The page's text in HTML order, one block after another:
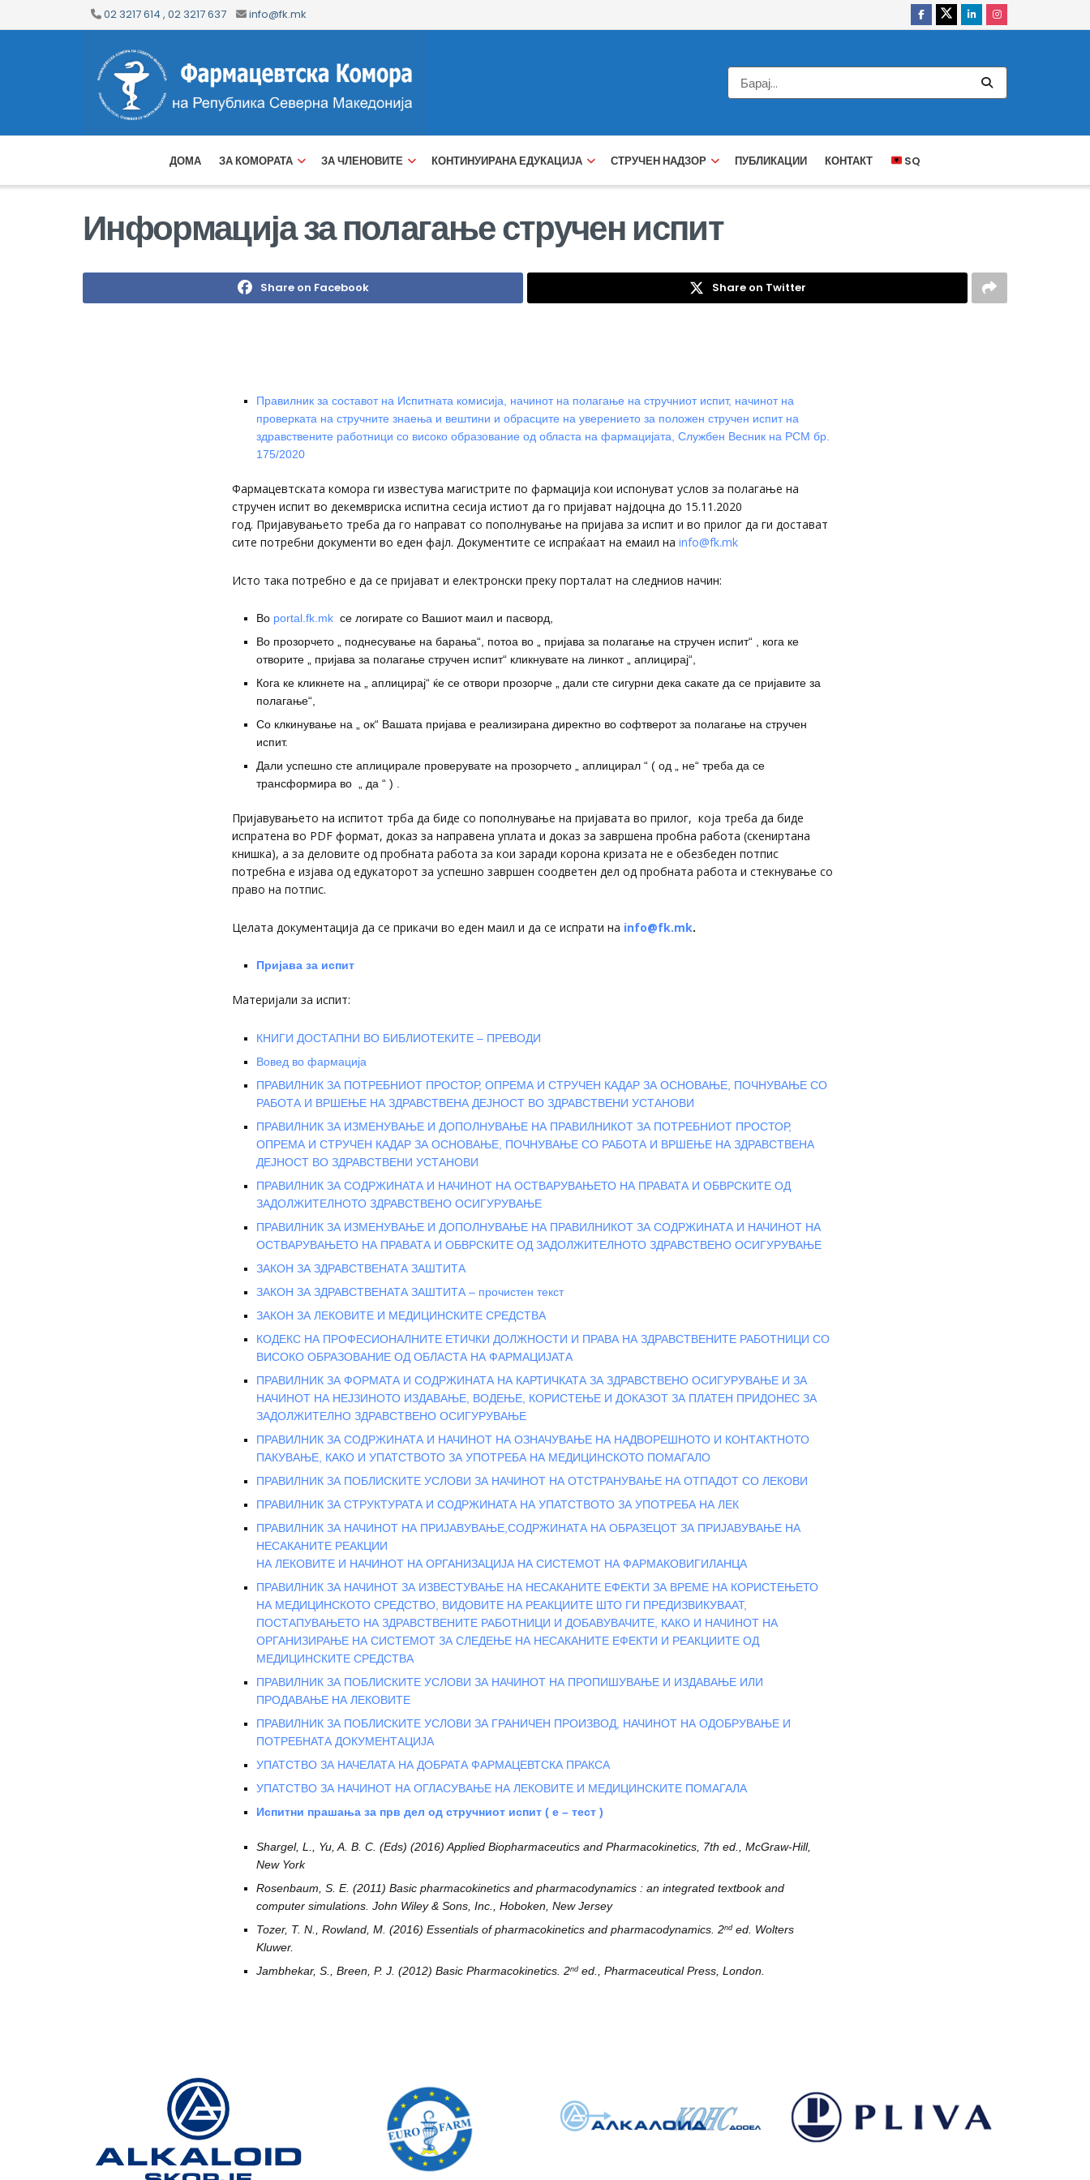
02 3217 614 , 02 3217 637 info@fk.mk
ДОМА ЗА КОМОРАТА ЗА ЧЛЕНОВИТЕ КОНТИНУИРАНА ЕДУКАЦИЈА СТРУЧЕН НАДЗОР ПУБЛИКАЦИИ КОНТАКТ SQ
Информација за полагање стручен испит
Share on Facebook Share on Twitter
Правилник за составот на Испитната комисија, начинот на полагање на стручниот испит, начинот на
проверката на стручните знаења и вештини и обрасците на уверението за положен стручен испит на
здравствените работници со високо образование од областа на фармацијата, Службен Весник на РСМ бр.
175/2020
Фармацевтската комора ги известува магистрите по фармација кои испонуват услов за полагање на
стручен испит во декемвриска испитна сесија истиот да го пријават најдоцна до 15.11.2020
год. Пријавувањето треба да го направат со пополнување на пријава за испит и во прилог да ги достават
сите потребни документи во еден фајл. Документите се испраќаат на емаил на info@fk.mk
Исто така потребно е да се пријават и електронски преку порталат на следниов начин:
Во portal.fk.mk се логирате со Вашиот маил и пасворд,
Во прозорчето „ поднесување на барања“, потоа во „ пријава за полагање на стручен испит“ , кога ке
отворите „ пријава за полагање стручен испит“ кликнувате на линкот „ аплицирај“,
Кога ке кликнете на „ аплицирај“ ќе се отвори прозорче „ дали сте сигурни дека сакате да се пријавите за
полагање“,
Со клкинување на „ ок“ Вашата пријава е реализирана директно во софтверот за полагање на стручен
испит.
Дали успешно сте аплицирале проверувате на прозорчето „ аплицирал “ ( од „ не“ треба да се
трансформира во „ да “ ) .
Пријавувањето на испитот трба да биде со пополнување на пријавата во прилог, која треба да биде
испратена во PDF формат, доказ за направена уплата и доказ за завршена пробна работа (скениртана
книшка), а за деловите од пробната работа за кои заради корона кризата не е обезбеден потпис
потребна е изјава од едукаторот за успешно завршен соодветен дел од пробната работа и стекнување со
право на потпис.
Целата документација да се прикачи во еден маил и да се испрати на info@fk.mk.
Пријава за испит
Материјали за испит:
КНИГИ ДОСТАПНИ ВО БИБЛИОТЕКИТЕ – ПРЕВОДИ
Вовед во фармација
ПРАВИЛНИК ЗА ПОТРЕБНИОТ ПРОСТОР, ОПРЕМА И СТРУЧЕН КАДАР ЗА ОСНОВАЊЕ, ПОЧНУВАЊЕ СО
РАБОТА И ВРШЕЊЕ НА ЗДРАВСТВЕНА ДЕЈНОСТ ВО ЗДРАВСТВЕНИ УСТАНОВИ
ПРАВИЛНИК ЗА ИЗМЕНУВАЊЕ И ДОПOЛНУВАЊЕ НА ПРАВИЛНИКОТ ЗА ПОТРЕБНИОТ ПРОСТОР,
ОПРЕМА И СТРУЧЕН КАДАР ЗА ОСНОВАЊЕ, ПОЧНУВАЊЕ СО РАБОТА И ВРШЕЊЕ НА ЗДРАВСТВЕНА
ДЕЈНОСТ ВО ЗДРАВСТВЕНИ УСТАНОВИ
ПРАВИЛНИК ЗА СОДРЖИНАТА И НАЧИНОТ НА ОСТВАРУВАЊЕТО НА ПРАВАТА И ОБВРСКИТЕ ОД
ЗАДОЛЖИТЕЛНОТО ЗДРАВСТВЕНО ОСИГУРУВАЊЕ
ПРАВИЛНИК ЗА ИЗМЕНУВАЊЕ И ДОПОЛНУВАЊЕ НА ПРАВИЛНИКОТ ЗА СОДРЖИНАТА И НАЧИНОТ НА
ОСТВАРУВАЊЕТО НА ПРАВАТА И ОБВРСКИТЕ ОД ЗАДОЛЖИТЕЛНОТО ЗДРАВСТВЕНО ОСИГУРУВАЊЕ
ЗАКОН ЗА ЗДРАВСТВЕНАТА ЗАШТИТА
ЗАКОН ЗА ЗДРАВСТВЕНАТА ЗАШТИТА – прочистен текст
ЗАКОН ЗА ЛЕКОВИТЕ И МЕДИЦИНСКИТЕ СРЕДСТВА
КОДЕКС НА ПРОФЕСИОНАЛНИТЕ ЕТИЧКИ ДОЛЖНОСТИ И ПРАВА НА ЗДРАВСТВЕНИТЕ РАБОТНИЦИ СО
ВИСОКО ОБРАЗОВАНИЕ ОД ОБЛАСТА НА ФАРМАЦИЈАТА
ПРАВИЛНИК ЗА ФОРМАТА И СОДРЖИНАТА НА КАРТИЧКАТА ЗА ЗДРАВСТВЕНО ОСИГУРУВАЊЕ И ЗА
НАЧИНОТ НА НЕЈЗИНОТО ИЗДАВАЊЕ, ВОДЕЊЕ, КОРИСТЕЊЕ И ДОКАЗОТ ЗА ПЛАТЕН ПРИДОНЕС ЗА
ЗАДОЛЖИТЕЛНО ЗДРАВСТВЕНО ОСИГУРУВАЊЕ
ПРАВИЛНИК ЗА СОДРЖИНАТА И НАЧИНОТ НА ОЗНАЧУВАЊЕ НА НАДВОРЕШНОТО И КОНТАКТНОТО
ПАКУВАЊЕ, КАКО И УПАТСТВОТО ЗА УПОТРЕБА НА МЕДИЦИНСКОТО ПОМАГАЛО
ПРАВИЛНИК ЗА ПОБЛИСКИТЕ УСЛОВИ ЗА НАЧИНОТ НА ОТСТРАНУВАЊЕ НА ОТПАДОТ СО ЛЕКОВИ
ПРАВИЛНИК ЗА СТРУКТУРАТА И СОДРЖИНАТА НА УПАТСТВОТО ЗА УПОТРЕБА НА ЛЕК
ПРАВИЛНИК ЗА НАЧИНОТ НА ПРИЈАВУВАЊЕ,СОДРЖИНАТА НА ОБРАЗЕЦОТ ЗА ПРИЈАВУВАЊЕ НА
НЕСАКАНИТЕ РЕАКЦИИ
НА ЛЕКОВИТЕ И НАЧИНОТ НА ОРГАНИЗАЦИЈА НА СИСТЕМОТ НА ФАРМАКОВИГИЛАНЦА
ПРАВИЛНИК ЗА НАЧИНОТ ЗА ИЗВЕСТУВАЊЕ НА НЕСАКАНИТЕ ЕФЕКТИ ЗА ВРЕМЕ НА КОРИСТЕЊЕТО
НА МЕДИЦИНСКОТО СРЕДСТВО, ВИДОВИТЕ НА РЕАКЦИИТЕ ШТО ГИ ПРЕДИЗВИКУВААТ,
ПОСТАПУВАЊЕТО НА ЗДРАВСТВЕНИТЕ РАБОТНИЦИ И ДОБАВУВАЧИТЕ, КАКО И НАЧИНОТ НА
ОРГАНИЗИРАЊЕ НА СИСТЕМОТ ЗА СЛЕДЕЊЕ НА НЕСАКАНИТЕ ЕФЕКТИ И РЕАКЦИИТЕ ОД
МЕДИЦИНСКИТЕ СРЕДСТВА
ПРАВИЛНИК ЗА ПОБЛИСКИТЕ УСЛОВИ ЗА НАЧИНОТ НА ПРОПИШУВАЊЕ И ИЗДАВАЊЕ ИЛИ
ПРОДАВАЊЕ НА ЛЕКОВИТЕ
ПРАВИЛНИК ЗА ПОБЛИСКИТЕ УСЛОВИ ЗА ГРАНИЧЕН ПРОИЗВОД, НАЧИНОТ НА ОДОБРУВАЊЕ И
ПОТРЕБНАТА ДОКУМЕНТАЦИЈА
УПАТСТВО ЗА НАЧЕЛАТА НА ДОБРАТА ФАРМАЦЕВТСКА ПРАКСА
УПАТСТВО ЗА НАЧИНОТ НА ОГЛАСУВАЊЕ НА ЛЕКОВИТЕ И МЕДИЦИНСКИТЕ ПОМАГАЛА
Испитни прашања за прв дел од стручниот испит ( е – тест )
Shargel, L., Yu, A. B. C. (Eds) (2016) Applied Biopharmaceutics and Pharmacokinetics, 7th ed., McGraw-Hill,
New York
Rosenbaum, S. E. (2011) Basic pharmacokinetics and pharmacodynamics : an integrated textbook and
computer simulations. John Wiley & Sons, Inc., Hoboken, New Jersey
Tozer, T. N. , Rowland, M. (2016) Essentials of pharmacokinetics and pharmacodynamics . 2nded. Wolters
Kluwer.
Jambhekar, S. Breen , P. J. (2012) Basic Pharmacokinetics. 2nded., Pharmaceutical Press, London.